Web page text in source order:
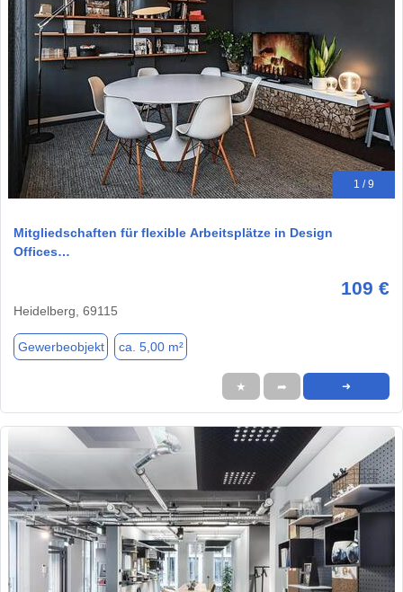
1 / 9
Mitgliedschaften für flexible Arbeitsplätze in Design
Offices…
109 €
Heidelberg, 69115
Gewerbeobjekt ca. 5,00 m²
★ ➦ ➜